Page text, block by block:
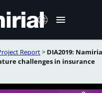
Report> DIA2019:
challenges in insurance